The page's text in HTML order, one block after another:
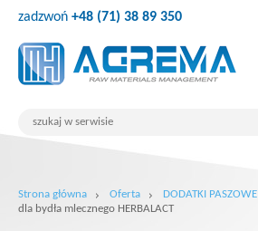
zadzwoń +48 (71) 38 89 350
Strona główna Oferta DODATKI PASZOWE
dla bydła mlecznego HERBALACT